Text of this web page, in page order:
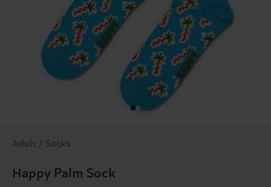
Adult / Socks
Happy Palm Sock